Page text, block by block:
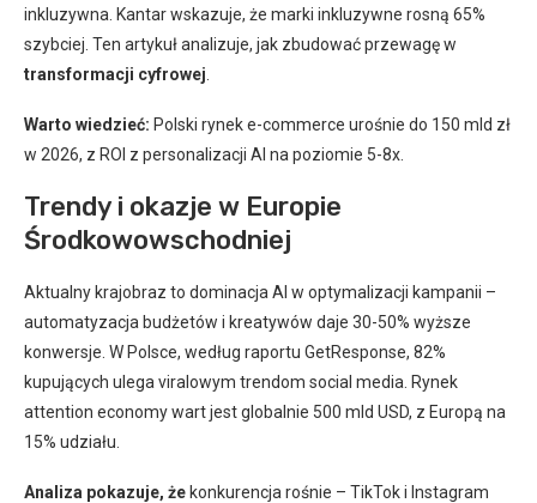
inkluzywna. Kantar wskazuje, że marki inkluzywne rosną 65%
szybciej. Ten artykuł analizuje, jak zbudować przewagę w
transformacji cyfrowej
Warto wiedzieć: Polski rynek e-commerce urośnie do 150 mld zł
w 2026, z ROI z personalizacji AI na poziomie 5-8x.
Trendy i okazje w Europie
Środkowowschodniej
Aktualny krajobraz to dominacja AI w optymalizacji kampanii –
automatyzacja budżetów i kreatywów daje 30-50% wyższe
konwersje. W Polsce, według raportu GetResponse, 82%
kupujących ulega viralowym trendom social media. Rynek
attention economy wart jest globalnie 500 mld USD, z Europą na
15% udziału.
Analiza pokazuje, że konkurencja rośnie – TikTok i Instagram